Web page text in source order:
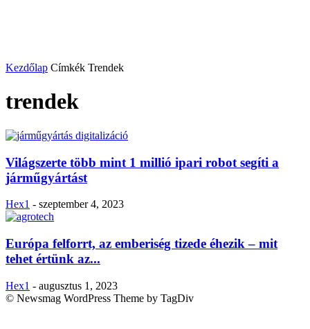
Kezdőlap Címkék Trendek
trendek
Világszerte több mint 1 millió ipari robot segíti a
járműgyártást
Hex1 - szeptember 4, 2023
Európa felforrt, az emberiség tizede éhezik – mit
tehet értünk az...
Hex1 - augusztus 1, 2023
© Newsmag WordPress Theme by TagDiv